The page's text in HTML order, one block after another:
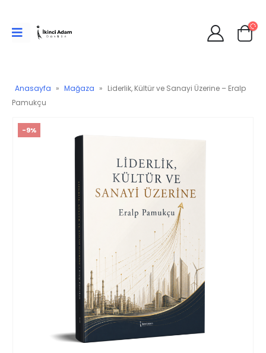
Anasayfa » Mağaza » Liderlik, Kültür ve Sanayi Üzerine – Eralp
Pamukçu
-9%